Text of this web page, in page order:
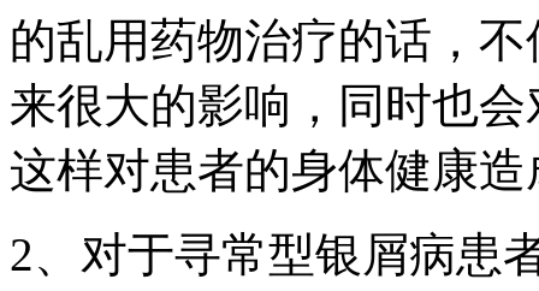
的乱用药物治疗的话，
来很大的影响，同时也
这样对患者的身体健康
2、对于寻常型银屑病患